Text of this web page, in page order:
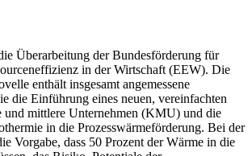
Überarbeitung der Bundesförderung für
in der Wirtschaft (EEW). Die
enthält insgesamt angemessene
die Einführung eines neuen, vereinfachten
mittlere Unternehmen (KMU) und die
in die Prozesswärmeförderung. Bei der
Vorgabe, dass 50 Prozent der Wärme in die